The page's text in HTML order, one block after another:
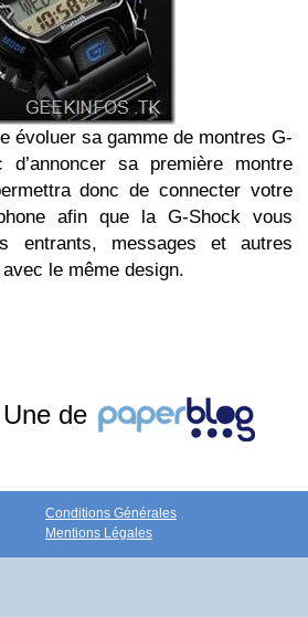
évoluer sa gamme de montres G-
sa première montre
donc de connecter votre
afin que la G-Shock vous
entrants, messages et autres
le même design.
de
Conditions Générales
Mentions Légales